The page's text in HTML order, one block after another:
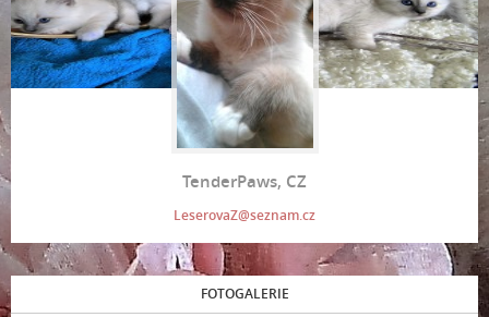
TenderPaws, CZ
LeserovaZ@seznam.cz
FOTOGALERIE